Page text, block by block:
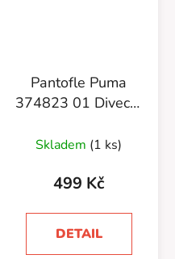
Pantofle Puma
374823 01 Divecat
Skladem (1 ks)
499 Kč
DETAIL